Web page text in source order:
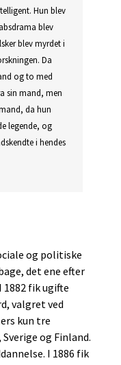
Hun blev
blev
blev myrdet i
Da
og to med
sin mand, men
da hun
legende, og
i hendes
og politiske
det ene efter
1882 fik ugifte
valgret ved
kun tre
og Finland.
I 1886 fik